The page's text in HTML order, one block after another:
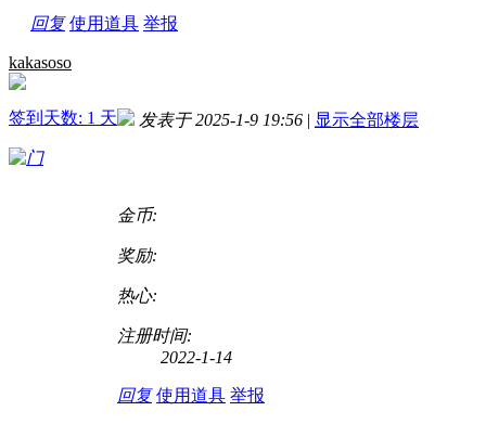
回复 使用道具 举报
kakasoso
签到天数: 1 天 发表于 2025-1-9 19:56 | 显示全部楼层
金币:
奖励:
热心:
注册时间:
2022-1-14
回复 使用道具 举报